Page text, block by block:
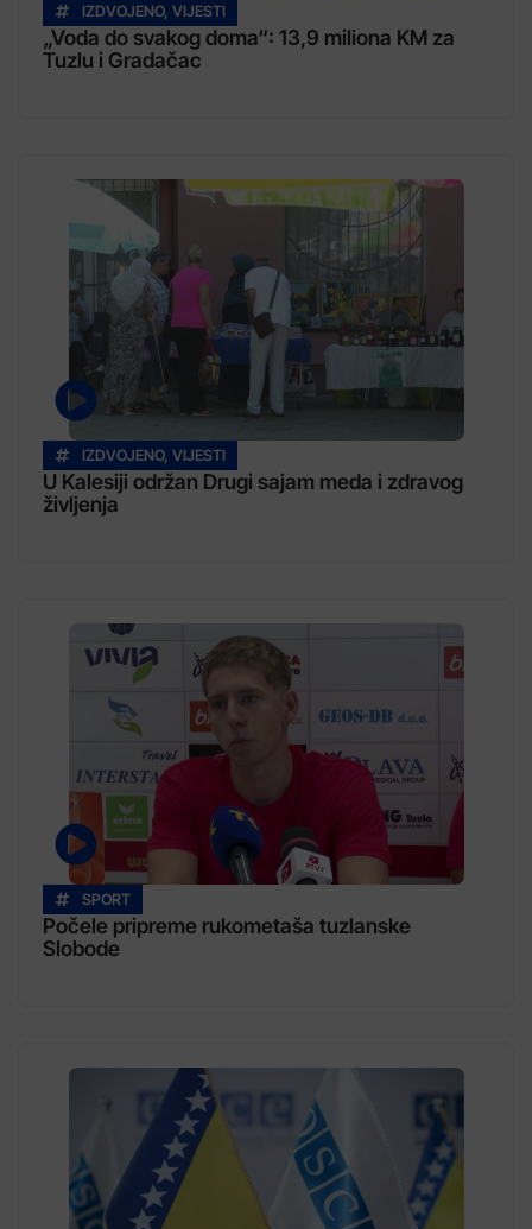
IZDVOJENO, VIJESTI
„Voda do svakog doma“: 13,9 miliona KM za
Tuzlu i Gradačac
IZDVOJENO, VIJESTI
U Kalesiji održan Drugi sajam meda i zdravog
življenja
SPORT
Počele pripreme rukometaša tuzlanske
Slobode